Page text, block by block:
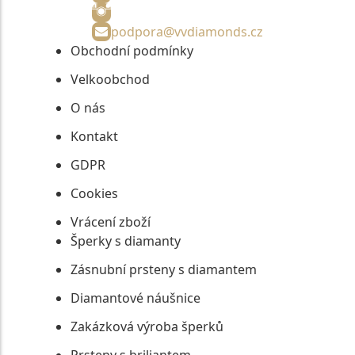
podpora@vvdiamonds.cz
Obchodní podmínky
Velkoobchod
O nás
Kontakt
GDPR
Cookies
Vrácení zboží
Šperky s diamanty
Zásnubní prsteny s diamantem
Diamantové náušnice
Zakázková výroba šperků